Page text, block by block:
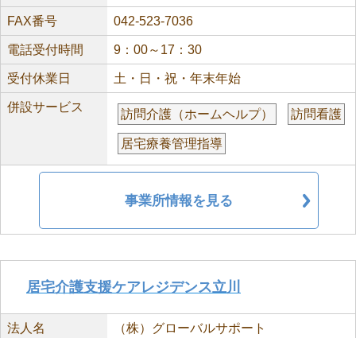
FAX番号 042-523-7036
電話受付時間 9：00～17：30
受付休業日 土・日・祝・年末年始
併設サービス
訪問介護（ホームヘルプ） 訪問看護
居宅療養管理指導
事業所情報を見る
居宅介護支援ケアレジデンス立川
法人名 （株）グローバルサポート